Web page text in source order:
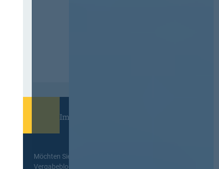
Immer informiert bleiben!
Möchten Sie keine Neuigkeiten aus dem
Vergabeblog verpassen? Per